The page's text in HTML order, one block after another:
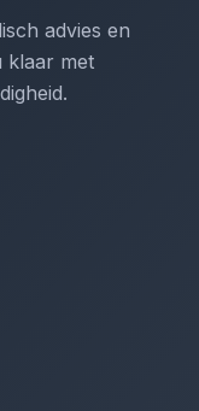
advies en
klaar met